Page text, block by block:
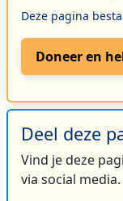
Deze pagina
Doneer en
Deel deze
Vind je deze
via social media.